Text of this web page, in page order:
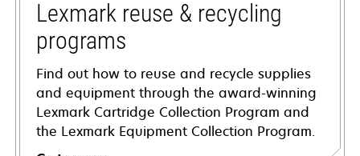
tabLexmark reuse & recycling
programs
Find out how to reuse and recycle supplies
and equipment through the award-winning
Lexmark Cartridge Collection Program and
the Lexmark Equipment Collection Program.